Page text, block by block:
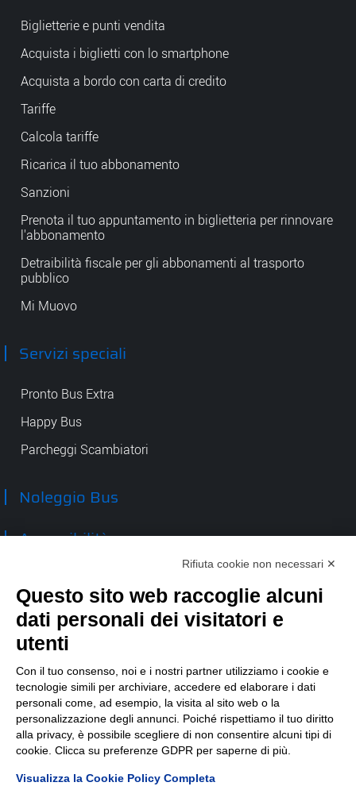
Biglietterie e punti vendita
Acquista i biglietti con lo smartphone
Acquista a bordo con carta di credito
Tariffe
Calcola tariffe
Ricarica il tuo abbonamento
Sanzioni
Prenota il tuo appuntamento in biglietteria per rinnovare
l'abbonamento
Detraibilità fiscale per gli abbonamenti al trasporto
pubblico
Mi Muovo
Servizi speciali
Pronto Bus Extra
Happy Bus
Parcheggi Scambiatori
Noleggio Bus
Accessibilità
TEP spa
Via Taro 12
43125 Parma
Tel. 0521.2141
E-mail:tep@tep.pr.it
Informazioni :info@tep.pr.it
PEC:tepspa@pec.it
Rifiuta cookie non necessari ✕
Questo sito web raccoglie alcuni
dati personali dei visitatori e
utenti
Con il tuo consenso, noi e i nostri partner utilizziamo i cookie e
tecnologie simili per archiviare, accedere ed elaborare i dati
personali come, ad esempio, la visita al sito web o la
personalizzazione degli annunci. Poiché rispettiamo il tuo diritto
alla privacy, è possibile scegliere di non consentire alcuni tipi di
cookie. Clicca su preferenze GDPR per saperne di più.
Visualizza la Cookie Policy Completa